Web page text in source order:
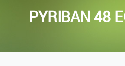
PYRIBAN 48